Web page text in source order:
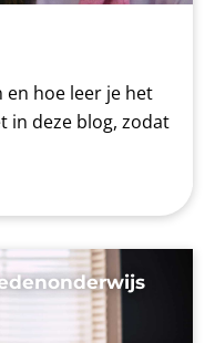
hoe leer je het
in deze blog, zodat